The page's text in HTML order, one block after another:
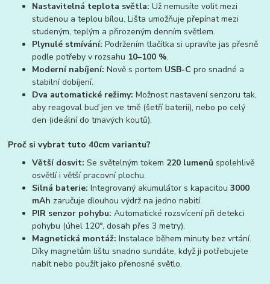
Nastavitelná teplota světla: Už nemusíte volit mezi
studenou a teplou bílou. Lišta umožňuje přepínat mezi
studeným, teplým a přirozeným denním světlem.
Plynulé stmívání: Podržením tlačítka si upravíte jas přesně
podle potřeby v rozsahu 10–100 %.
Moderní nabíjení: Nově s portem USB-C pro snadné a
stabilní dobíjení.
Dva automatické režimy: Možnost nastavení senzoru tak,
aby reagoval buď jen ve tmě (šetří baterii), nebo po celý
den (ideální do tmavých koutů).
Proč si vybrat tuto 40cm variantu?
Větší dosvit: Se světelným tokem 220 lumenů spolehlivě
osvětlí i větší pracovní plochu.
Silná baterie: Integrovaný akumulátor s kapacitou3000
mAh zaručuje dlouhou výdrž na jedno nabití.
PIR senzor pohybu: Automatické rozsvícení při detekci
pohybu (úhel 120°, dosah přes 3 metry).
Magnetická montáž: Instalace během minuty bez vrtání.
Díky magnetům lištu snadno sundáte, když ji potřebujete
nabít nebo použít jako přenosné světlo.